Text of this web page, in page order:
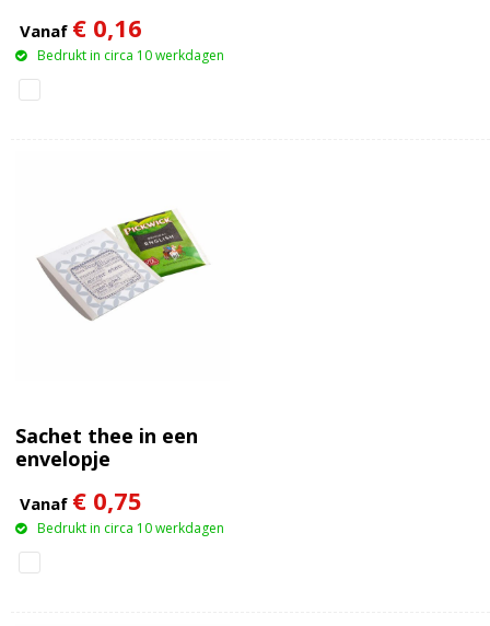
Vanaf € 0,16
Bedrukt in circa 10 werkdagen
Sachet thee in een
envelopje
Vanaf € 0,75
Bedrukt in circa 10 werkdagen